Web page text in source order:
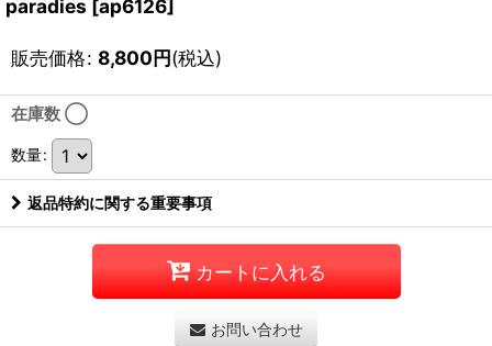
paradies [ap6126]
販売価格: 8,800円(税込)
在庫数 ◯
数量:
返品特約に関する重要事項
カートに入れる
お問い合わせ